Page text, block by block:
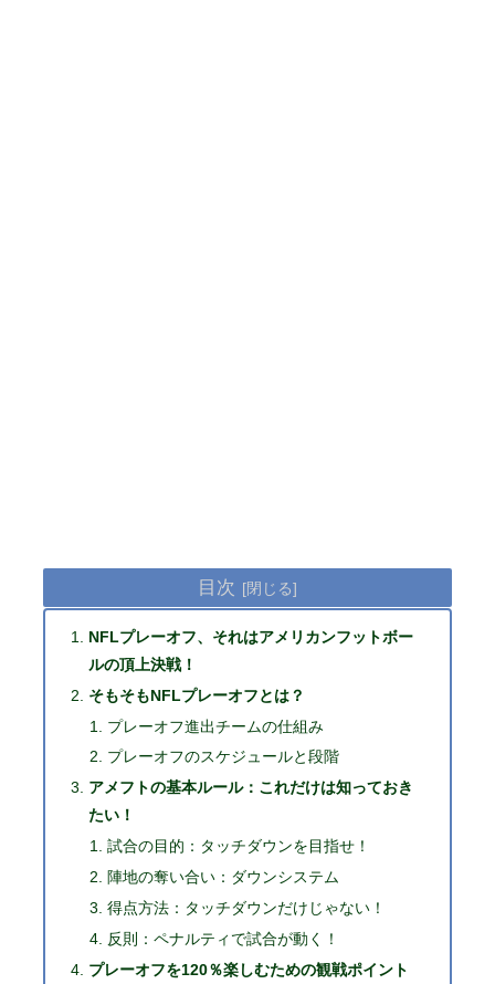
目次
NFLプレーオフ、それはアメリカンフットボー
ルの頂上決戦！
そもそもNFLプレーオフとは？
プレーオフ進出チームの仕組み
プレーオフのスケジュールと段階
アメフトの基本ルール：これだけは知っておき
たい！
試合の目的：タッチダウンを目指せ！
陣地の奪い合い：ダウンシステム
得点方法：タッチダウンだけじゃない！
反則：ペナルティで試合が動く！
プレーオフを120％楽しむための観戦ポイント